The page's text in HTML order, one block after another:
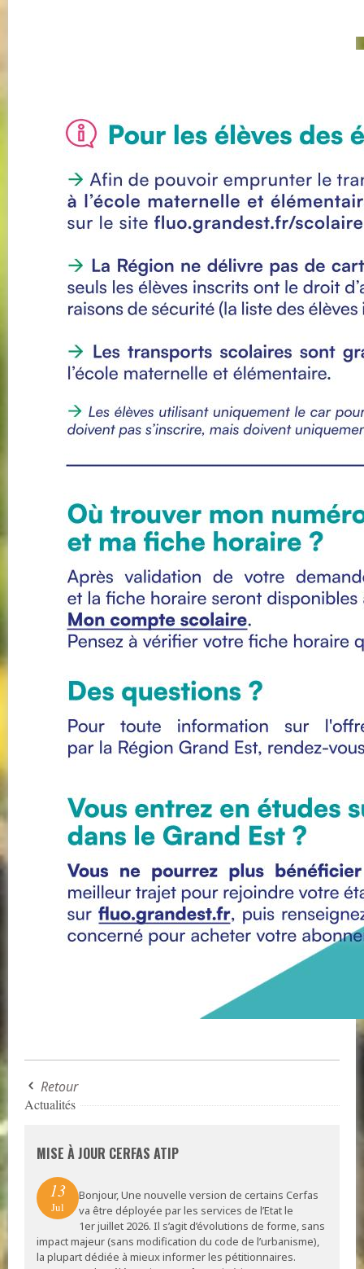
Retour
Actualités
MISE À JOUR CERFAS ATIP
13
Jul
Bonjour, Une nouvelle version de certains Cerfas
va être déployée par les services de l’Etat le
1er juillet 2026. Il s’agit d’évolutions de forme, sans
impact majeur (sans modification du code de l’urbanisme),
la plupart dédiée à mieux informer les pétitionnaires.